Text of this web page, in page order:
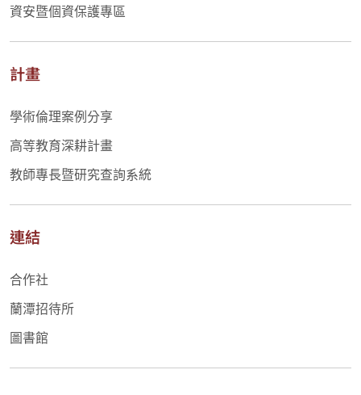
資安暨個資保護專區
計畫
學術倫理案例分享
高等教育深耕計畫
教師專長暨研究查詢系統
連結
合作社
蘭潭招待所
圖書館